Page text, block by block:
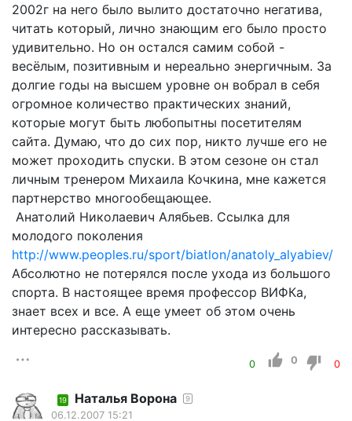
2002г на него было вылито достаточно негатива,
читать который, лично знающим его было просто
удивительно. Но он остался самим собой -
весёлым, позитивным и нереально энергичным. За
долгие годы на высшем уровне он вобрал в себя
огромное количество практических знаний,
которые могут быть любопытны посетителям
сайта. Думаю, что до сих пор, никто лучше его не
может проходить спуски. В этом сезоне он стал
личным тренером Михаила Кочкина, мне кажется
партнерство многообещающее.
Анатолий Николаевич Алябьев. Ссылка для
молодого поколения
http://www.peoples.ru/sport/biatlon/anatoly_alyabiev/
Абсолютно не потерялся после ухода из большого
спорта. В настоящее время профессор ВИФКа,
знает всех и все. А еще умеет об этом очень
интересно рассказывать.
0 0 0
19 Наталья Ворона 9
06.12.2007 15:21